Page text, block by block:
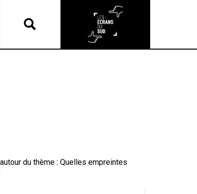
du thème : Quelles empreintes